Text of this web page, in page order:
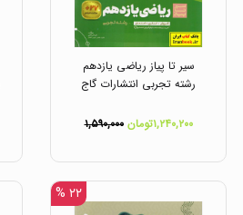
سیر تا پیاز ریاضی یازدهم
رشته تجربی انتشارات گاج
۱,۲۴۰,۲۰۰تومان ۱,۵۹۰,۰۰۰
۲۲ %